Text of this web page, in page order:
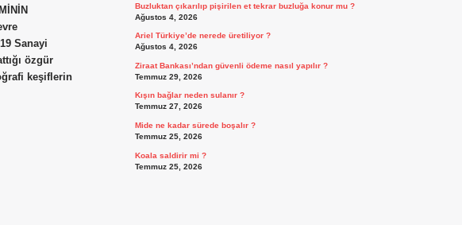
Sanayi
özgür
keşiflerin
Buzluktan çıkarılıp pişirilen et tekrar buzluğa konur mu ?
Ağustos 4, 2026
Ariel Türkiye’de nerede üretiliyor ?
Ağustos 4, 2026
Ziraat Bankası’ndan güvenli ödeme nasıl yapılır ?
Temmuz 29, 2026
Kışın bağlar neden sulanır ?
Temmuz 27, 2026
Mide ne kadar sürede boşalır ?
Temmuz 25, 2026
Koala saldirir mi ?
Temmuz 25, 2026